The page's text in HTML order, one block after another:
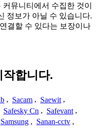
뮤니티에서 수집한 것이
정보가 아닐 수 있습니다.
결할 수 있다는 보장이나
합니다.
, Sacam , Saewit ,
Safesky Cn , Safevant ,
Samsung , Sanan-cctv ,